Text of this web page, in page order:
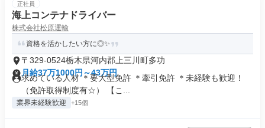
正社員
海上コンテナドライバー
株式会社松原運輸
資格を活かしたい方に◎✨
〒329-0524栃木県河内郡上三川町多功
月給37万1000円～43万円
求めている人材 ＊要大型免許 ＊牽引免許 ＊未経験も歓迎！
（免許取得制度有☆） 【こ...
業界未経験歓迎 +15個